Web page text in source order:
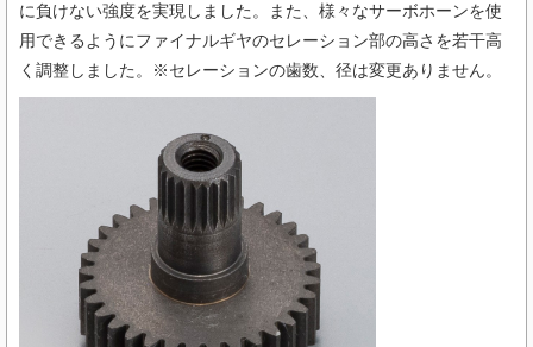
に負けない強度を実現しました。また、様々なサーボホーンを使
用できるようにファイナルギヤのセレーション部の高さを若干高
く調整しました。※セレーションの歯数、径は変更ありません。